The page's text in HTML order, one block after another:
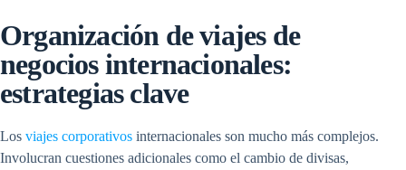
Organización de viajes de
negocios internacionales:
estrategias clave
Los viajes corporativos internacionales son mucho más complejos.
Involucran cuestiones adicionales como el cambio de divisas,